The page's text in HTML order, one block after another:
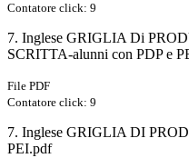
Contatore click: 9
7. Inglese GRIGLIA Di
SCRITTA-alunni con PDP e
File PDF
Contatore click: 9
7. Inglese GRIGLIA DI
PEI.pdf